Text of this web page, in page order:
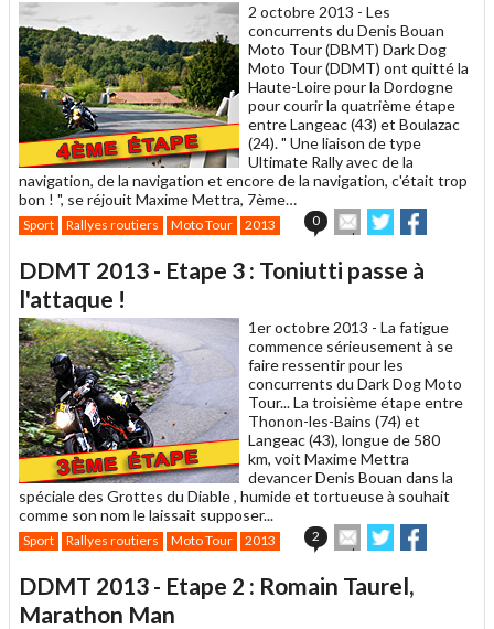
2 octobre 2013 - Les
concurrents du Denis Bouan
Moto Tour (DBMT) Dark Dog
Moto Tour (DDMT) ont quitté la
Haute-Loire pour la Dordogne
pour courir la quatrième étape
entre Langeac (43) et Boulazac
(24). " Une liaison de type
Ultimate Rally avec de la
navigation, de la navigation et encore de la navigation, c'était trop
bon ! ", se réjouit Maxime Mettra, 7ème…
Sport Rallyes routiers Moto Tour 2013 0
Envoyer
cet
à
Partager
sur sur
DDMT 2013 - Etape 3 : Toniutti passe à
l'attaque !
1er octobre 2013 - La fatigue
commence sérieusement à se
faire ressentir pour les
concurrents du Dark Dog Moto
Tour... La troisième étape entre
Thonon-les-Bains (74) et
Langeac (43), longue de 580
km, voit Maxime Mettra
devancer Denis Bouan dans la
spéciale des Grottes du Diable , humide et tortueuse à souhait
comme son nom le laissait supposer...
Sport Rallyes routiers Moto Tour 2013 2
Envoyer
cet
à
Partager
sur sur
DDMT 2013 - Etape 2 : Romain Taurel,
Marathon Man